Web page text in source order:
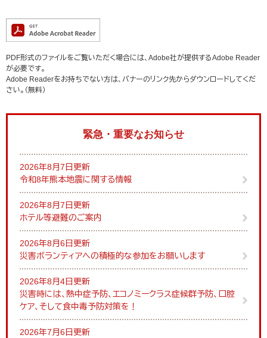
PDF形式のファイルをご覧いただく場合には、Adobe社が提供するAdobe Reader
が必要です。
Adobe Readerをお持ちでない方は、バナーのリンク先からダウンロードしてくだ
さい。（無料）
緊急・重要なお知らせ
2026年8月7日更新
令和8年熊本地震に関する情報
2026年8月7日更新
ホテル等避難のご案内
2026年8月6日更新
災害ボランティアへの積極的な参加をお願いします
2026年8月4日更新
災害時には、熱中症予防、エコノミークラス症候群予防、口腔
ケア、そして食中毒予防対策を！
2026年7月6日更新